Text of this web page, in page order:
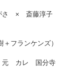
さ × 斎藤淳子
フランケンズ）
元 カレ 国分寺